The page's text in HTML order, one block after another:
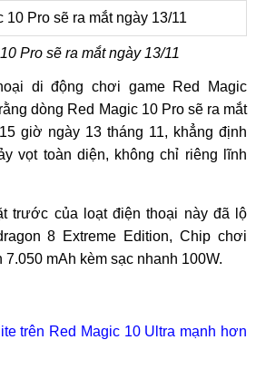
Pro sẽ ra mắt ngày 13/11
di động chơi game Red Magic
dòng Red Magic 10 Pro sẽ ra mắt
giờ ngày 13 tháng 11, khẳng định
vọt toàn diện, không chỉ riêng lĩnh
trước của loạt điện thoại này đã lộ
8 Extreme Edition, Chip chơi
mAh kèm sạc nhanh 100W.
trên Red Magic 10 Ultra mạnh hơn